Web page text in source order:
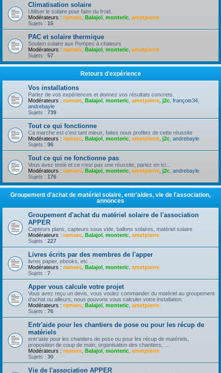
Climatisation solaire
Utiliser le solaire pour faire du froid.
Modérateurs : ramses Balajol monteric ametpierre
Sujets : 15
PAC et solaire thermique
Soutien solaire aux Pompes à chaleurs
Modérateurs : ramses Balajol monteric ametpierre
Sujets : 57
Retours d'expérience
Vos installations
Parlez de vos expériences et donnez vos résultats concrets.
Modérateurs : ramses Balajol monteric ametpierre j2c françois34
andrebayle
Sujets : 739
Tout ce qui fonctionne
Ca marche est c'est tant mieux, faites nous profitez de cette réussite
Modérateurs : ramses Balajol monteric ametpierre j2c andrebayle
Sujets : 96
Tout ce qui ne fonctionne pas
Vous avez testé et ce n'est pas une réussite, parlez en ici...
Modérateurs : ramses Balajol monteric ametpierre j2c andrebayle
Sujets : 176
Groupement d'achat de matériel solaire, entr'aides, vie de l'association,
annonces
Groupement d'achat du matériel solaire de l'association
APPER
Capteurs plans, capteurs sous vide, ballons solaires, matériel solaire
Modérateurs : ramses Balajol monteric ametpierre
Sujets : 227
Livres écrits par des membres de l'apper
livres papier, ebooks, etc ...
Modérateurs : ramses Balajol monteric ametpierre
Sujets : 7
Apper vous calcule votre projet
Vous avez reçu un devis, vous voulez commander du matériel au groupement
d'achat ou ailleurs, nous pouvons vous calculer votre installation.
Modérateurs : ramses Balajol monteric ametpierre
Sujets : 76
Entr'aide pour les chantiers de pose ou pour les récup de
matériels
entr'aide pour les chantiers de pose ou pour les récup de matériels,
proposition de coup de main, organisation des chantiers, ...
Modérateurs : ramses Balajol monteric ametpierre
Sujets : 30
Vie de l'association APPER